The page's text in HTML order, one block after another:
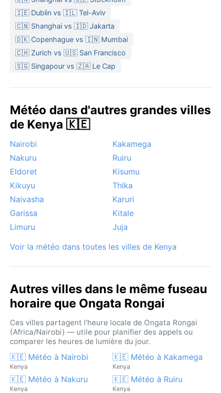
🇮🇪 Dublin vs 🇮🇱 Tel-Aviv
🇨🇳 Shanghai vs 🇮🇩 Jakarta
🇩🇰 Copenhague vs 🇮🇳 Mumbai
🇨🇭 Zurich vs 🇺🇸 San Francisco
🇸🇬 Singapour vs 🇿🇦 Le Cap
Météo dans d'autres grandes villes
de Kenya 🇰🇪
Nairobi
Kakamega
Nakuru
Ruiru
Eldoret
Kisumu
Kikuyu
Thika
Naivasha
Karuri
Garissa
Kitale
Limuru
Juja
Voir la météo dans toutes les villes de Kenya
Autres villes dans le même fuseau
horaire que Ongata Rongai
Ces villes partagent l'heure locale de Ongata Rongai
(Africa/Nairobi) — utile pour planifier des appels ou
comparer les heures de lumière du jour.
🇰🇪 Météo à Nairobi
Kenya
🇰🇪 Météo à Kakamega
Kenya
🇰🇪 Météo à Nakuru
Kenya
🇰🇪 Météo à Ruiru
Kenya